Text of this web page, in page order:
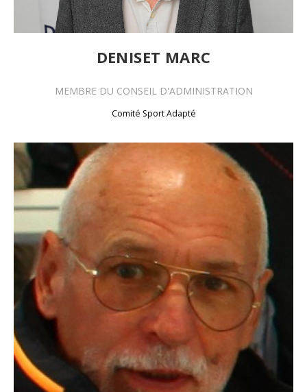
DENISET MARC
MEMBRE DU CONSEIL D'ADMINISTRATION
Comité Sport Adapté